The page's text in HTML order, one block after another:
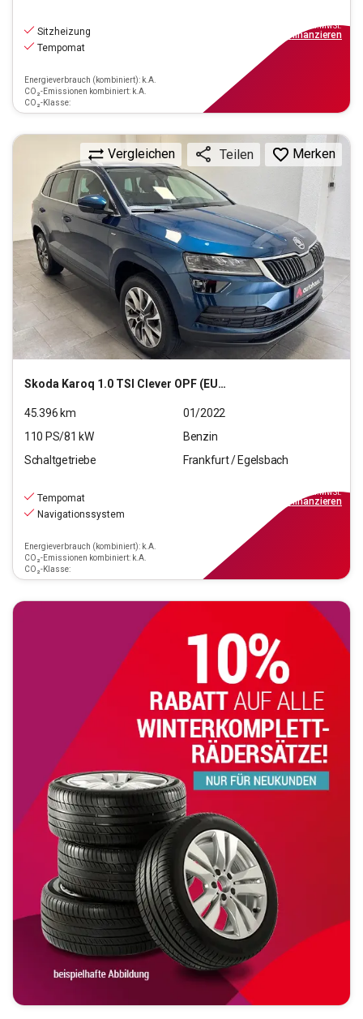
Sitzheizung
Tempomat
Energieverbrauch (kombiniert): k.A.
CO₂-Emissionen kombiniert: k.A.
CO₂-Klasse:
inkl.MwSt.
finanzieren
Skoda Karoq 1.0 TSI Clever OPF (EURO 6d)
Vergleichen Teilen Merken
45.396 km
01/2022
110 PS/81 kW
Benzin
Schaltgetriebe
Frankfurt / Egelsbach
Tempomat
Navigationssystem
Energieverbrauch (kombiniert): k.A.
CO₂-Emissionen kombiniert: k.A.
CO₂-Klasse:
inkl.MwSt.
finanzieren